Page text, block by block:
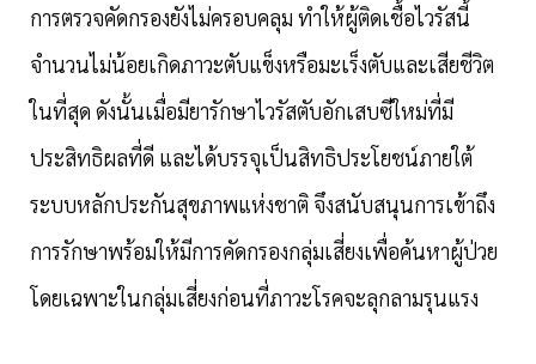
การตรวจคัดกรองยังไม่ครอบคลุม ทำให้ผู้ติดเชื้อไวรัสนี้
จำนวนไม่น้อยเกิดภาวะตับแข็งหรือมะเร็งตับและเสียชีวิต
ในที่สุด ดังนั้นเมื่อมียารักษาไวรัสตับอักเสบซีใหม่ที่มี
ประสิทธิผลที่ดี และได้บรรจุเป็นสิทธิประโยชน์ภายใต้
ระบบหลักประกันสุขภาพแห่งชาติ จึงสนับสนุนการเข้าถึง
การรักษาพร้อมให้มีการคัดกรองกลุ่มเสี่ยงเพื่อค้นหาผู้ป่วย
โดยเฉพาะในกลุ่มเสี่ยงก่อนที่ภาวะโรคจะลุกลามรุนแรง